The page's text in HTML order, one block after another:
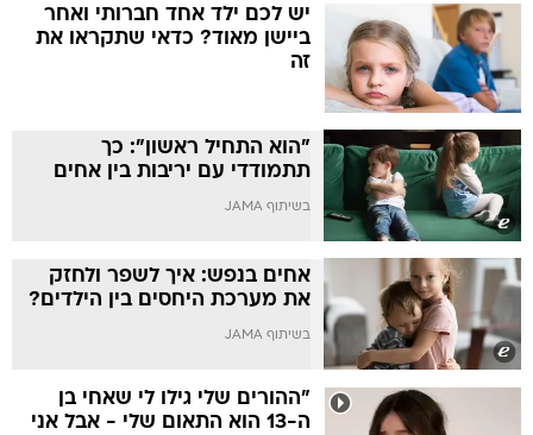
יש לכם ילד אחד חברותי ואחר
ביישן מאוד? כדאי שתקראו את
זה
"הוא התחיל ראשון": כך
תתמודדי עם יריבות בין אחים
בשיתוף JAMA
אחים בנפש: איך לשפר ולחזק
את מערכת היחסים בין הילדים?
בשיתוף JAMA
"ההורים שלי גילו לי שאחי בן
ה-13 הוא התאום שלי - אבל אני